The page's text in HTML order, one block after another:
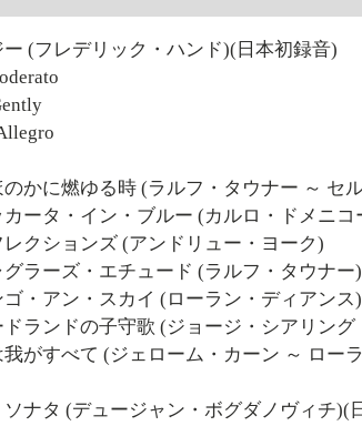
ー (フレデリック・ハンド)(日本初録音)
に燃ゆる時 (ラルフ・タウナー ～ セ
タ・イン・ブルー (カルロ・ドメニコ
クションズ (アンドリュー・ヨーク)
ーズ・エチュード (ラルフ・タウナー)
アン・スカイ (ローラン・ディアンス)
ンドの子守歌 (ジョージ・シアリング
すべて (ジェローム・カーン ～ ロー
ソナタ (デュージャン・ボグダノヴィチ)(